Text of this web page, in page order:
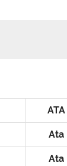
ATA
Ata
Ata